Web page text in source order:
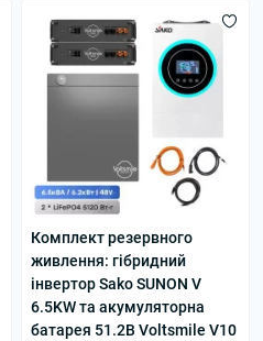
Комплект резервного
живлення: гібридний
інвертор Sako SUNON V
6.5KW та акумуляторна
батарея 51.2В Voltsmile V10